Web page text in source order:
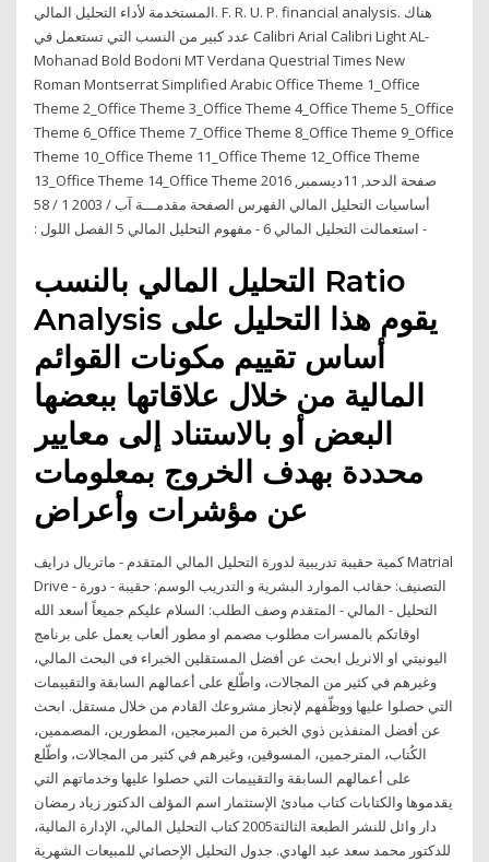
المستخدمة لأداء التحليل المالي. F. R. U. P. financial analysis. هناك
عدد كبير من النسب التي تستعمل في Calibri Arial Calibri Light AL-
Mohanad Bold Bodoni MT Verdana Questrial Times New
Roman Montserrat Simplified Arabic Office Theme 1_Office
Theme 2_Office Theme 3_Office Theme 4_Office Theme 5_Office
Theme 6_Office Theme 7_Office Theme 8_Office Theme 9_Office
Theme 10_Office Theme 11_Office Theme 12_Office Theme
13_Office Theme 14_Office Theme ‫الدحد‪11 ,‬ديسمبر‪2016 ,‬‬ ‫صفحة
‪58 / 1‬‬ ‫آب ‪2003 /‬‬ ‫أساسيات التحليل المالي‬ ‫الفهرس‬ ‫الصفحة‬ ‫مقدمـــة‬
‫الفصل‬ ‫اللول ‪:‬‬ ‫‪5‬‬ ‫‪ -‬مفهوم التحليل المالي‬ ‫‪6‬‬ ‫‪ -‬استعمالت التحليل المالي
التحليل المالي بالنسب Ratio
Analysis يقوم هذا التحليل على
أساس تقييم مكونات القوائم
المالية من خلال علاقاتها ببعضها
البعض أو بالاستناد إلى معايير
محددة بهدف الخروج بمعلومات
عن مؤشرات وأعراض
كمية حقيبة تدريبية لدورة التحليل المالي المتقدم - ماتريال درايف Matrial
Drive التصنيف: حقائب الموارد البشرية و التدريب الوسم: حقيبة - دورة -
التحليل - المالي - المتقدم وصف الطلب: السلام عليكم جميعاً أسعد الله
اوقاتكم بالمسرات مطلوب مصمم او مطور ألعاب يعمل على برنامج
اليونيتي او الانريل ابحث عن أفضل المستقلين الخبراء فى البحث المالي،
وغيرهم في كثير من المجالات، واطّلع على أعمالهم السابقة والتقييمات
التي حصلوا عليها ووظّفهم لإنجاز مشروعك القادم من خلال مستقل. ابحث
عن أفضل المنفذين ذوي الخبرة من المبرمجين، المطورين، المصممين،
الكُتاب، المترجمين، المسوقين، وغيرهم في كثير من المجالات، واطّلع
على أعمالهم السابقة والتقييمات التي حصلوا عليها وخدماتهم التي
يقدموها والكتابات كتاب مبادئ الإستثمار اسم المؤلف الدكتور زياد رمضان
دار وائل للنشر الطبعة الثالثة2005 كتاب التحليل المالي، الإدارة المالية،
للدكتور محمد سعد عبد الهادي. جدول التحليل الإحصائي للمبيعات الشهرية